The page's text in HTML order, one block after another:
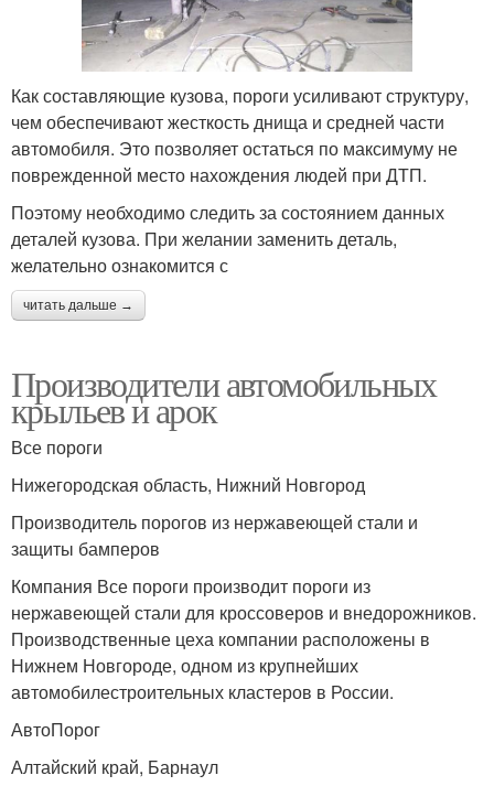
Как составляющие кузова, пороги усиливают структуру,
чем обеспечивают жесткость днища и средней части
автомобиля. Это позволяет остаться по максимуму не
поврежденной место нахождения людей при ДТП.
Поэтому необходимо следить за состоянием данных
деталей кузова. При желании заменить деталь,
желательно ознакомится с
читать дальше →
Производители автомобильных
крыльев и арок
Все пороги
Нижегородская область, Нижний Новгород
Производитель порогов из нержавеющей стали и
защиты бамперов
Компания Все пороги производит пороги из
нержавеющей стали для кроссоверов и внедорожников.
Производственные цеха компании расположены в
Нижнем Новгороде, одном из крупнейших
автомобилестроительных кластеров в России.
АвтоПорог
Алтайский край, Барнаул